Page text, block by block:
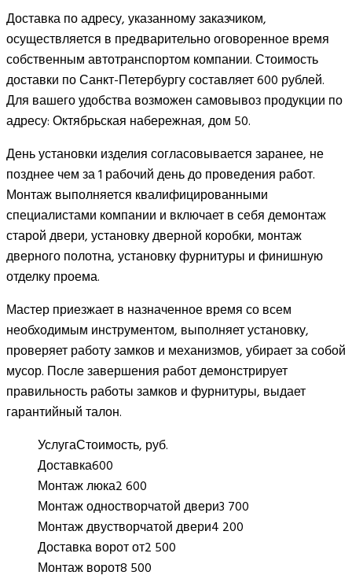
Доставка по адресу, указанному заказчиком,
осуществляется в предварительно оговоренное время
собственным автотранспортом компании. Стоимость
доставки по Санкт-Петербургу составляет 600 рублей.
Для вашего удобства возможен самовывоз продукции по
адресу: Октябрьская набережная, дом 50.
День установки изделия согласовывается заранее, не
позднее чем за 1 рабочий день до проведения работ.
Монтаж выполняется квалифицированными
специалистами компании и включает в себя демонтаж
старой двери, установку дверной коробки, монтаж
дверного полотна, установку фурнитуры и финишную
отделку проема.
Мастер приезжает в назначенное время со всем
необходимым инструментом, выполняет установку,
проверяет работу замков и механизмов, убирает за собой
мусор. После завершения работ демонстрирует
правильность работы замков и фурнитуры, выдает
гарантийный талон.
УслугаСтоимость, руб.
Доставка600
Монтаж люка2 600
Монтаж одностворчатой двери3 700
Монтаж двустворчатой двери4 200
Доставка ворот от2 500
Монтаж ворот8 500